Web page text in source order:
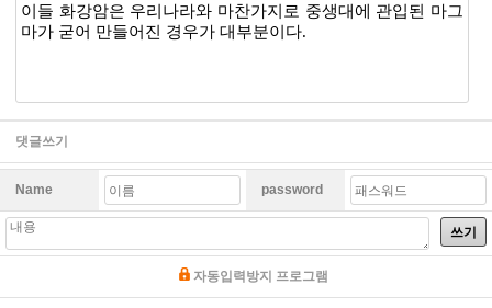
이들 화강암은 우리나라와 마찬가지로 중생대에 관입된 마그
마가 굳어 만들어진 경우가 대부분이다.
댓글쓰기
Name password
쓰기
자동입력방지 프로그램